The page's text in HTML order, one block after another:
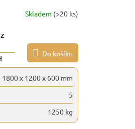
Skladem (>20 ks)
Do košíku
1800 x 1200 x 600 mm
5
1250 kg